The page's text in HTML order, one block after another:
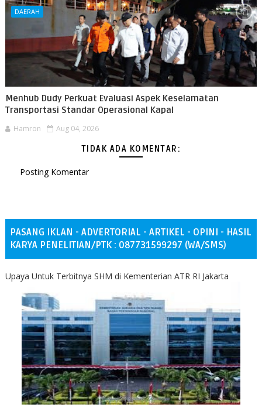
DAERAH
Menhub Dudy Perkuat Evaluasi Aspek Keselamatan
Transportasi Standar Operasional Kapal
Hamron Aug 04, 2026
TIDAK ADA KOMENTAR:
Posting Komentar
PASANG IKLAN - ADVERTORIAL - ARTIKEL - OPINI - HASIL
KARYA PENELITIAN/PTK : 087731599297 (WA/SMS)
Upaya Untuk Terbitnya SHM di Kementerian ATR RI Jakarta